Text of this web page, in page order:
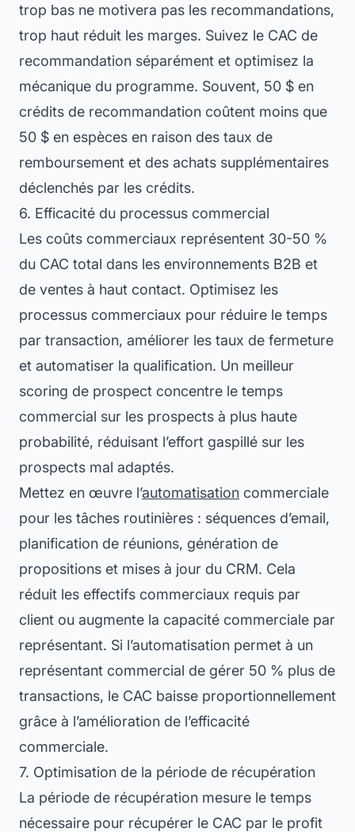
trop bas ne motivera pas les recommandations,
trop haut réduit les marges. Suivez le CAC de
recommandation séparément et optimisez la
mécanique du programme. Souvent, 50 $ en
crédits de recommandation coûtent moins que
50 $ en espèces en raison des taux de
remboursement et des achats supplémentaires
déclenchés par les crédits.
6. Efficacité du processus commercial
Les coûts commerciaux représentent 30-50 %
du CAC total dans les environnements B2B et
de ventes à haut contact. Optimisez les
processus commerciaux pour réduire le temps
par transaction, améliorer les taux de fermeture
et automatiser la qualification. Un meilleur
scoring de prospect concentre le temps
commercial sur les prospects à plus haute
probabilité, réduisant l’effort gaspillé sur les
prospects mal adaptés.
Mettez en œuvre l’automatisation commerciale
pour les tâches routinières : séquences d’email,
planification de réunions, génération de
propositions et mises à jour du CRM. Cela
réduit les effectifs commerciaux requis par
client ou augmente la capacité commerciale par
représentant. Si l’automatisation permet à un
représentant commercial de gérer 50 % plus de
transactions, le CAC baisse proportionnellement
grâce à l’amélioration de l’efficacité
commerciale.
7. Optimisation de la période de récupération
La période de récupération mesure le temps
nécessaire pour récupérer le CAC par le profit